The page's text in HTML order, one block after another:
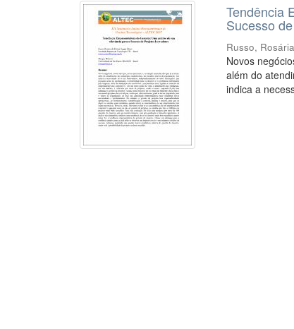
Tendência
Sucesso
Russo,
Novos
além do
indica a